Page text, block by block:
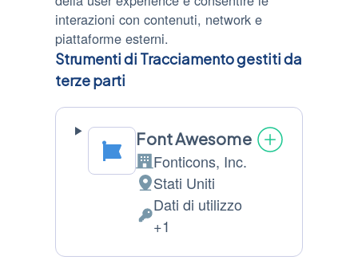
interazioni con contenuti, network e
piattaforme esterni.
Strumenti di Tracciamento gestiti da
terze parti
Font Awesome
Azienda:
Fonticons, Inc.
Luogo
del
trattamento:
Stati Uniti
Dati
Dati di utilizzo
+1